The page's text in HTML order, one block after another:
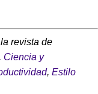
revista de
, Ciencia y
, Estilo